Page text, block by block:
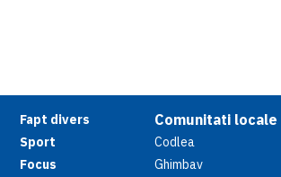
Fapt divers
Sport
Focus
Comunitati locale
Codlea
Ghimbav